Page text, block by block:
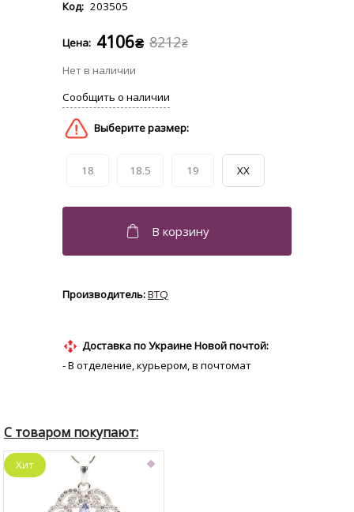
203505
8212₴
4106₴
18 18.5 19 XX
BTQ
Доставка по Украине Новой почтой:
- В отделение, курьером, в почтомат